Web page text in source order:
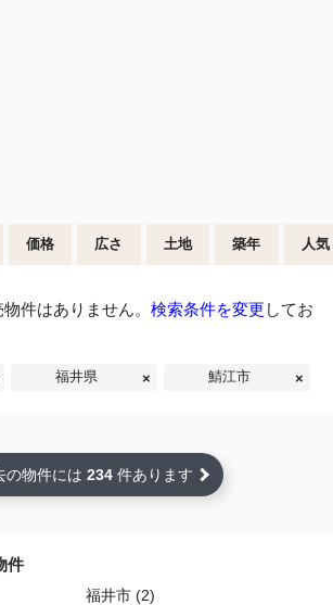
価格 広さ 土地 築年 人気
件はありません。 検索条件を変更 してお
福井県 鯖江市
の物件には 234 件あります
件
福井市 (2)